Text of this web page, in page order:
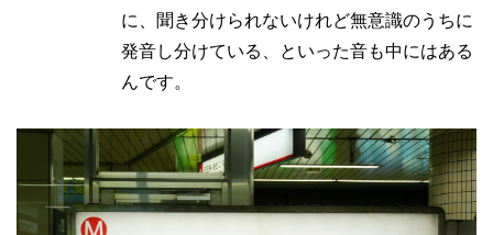
に、聞き分けられないけれど無意識のうちに
発音し分けている、といった音も中にはある
んです。